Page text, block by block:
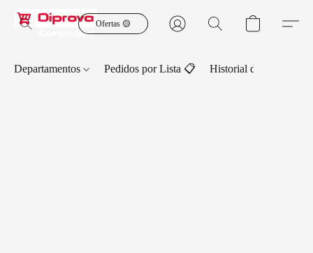
Ofertas 🟡
Departamentos Pedidos por Lista 📋 Historial de Pedidos